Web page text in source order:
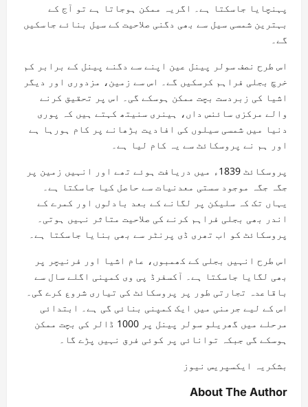
پہنچایا جاسکتا ہے۔ اگریہ ممکن ہوجاتا ہے تو آج کے
بہترین شمسی سیل سے بھی دگنی صلاحیت کے سیل بنائے جاسکیں
گے۔
اس طرح نصف سولر پینل عین اپنے سے دگنے پینل کے برابر کم
خرچ بجلی فراہم کرسکیں گے۔ اس سے زمین، مزدوری اور دیگر
اشیا کی زبردست بچت ممکن ہوسکے گی۔ اس پر تحقیق کرنے
والے مرکزی سائنس داں، ہینری سنیتھ کہتے ہیں کہ پوری
دنیا میں شمسی سیلوں کی افادیت بڑھانے پر کام ہورہا ہے
اور ہم نے پروسکائٹ سے یہ کام لیا ہے۔
پروسکائٹ 1839ء میں دریافت ہوئے تھے اور انہیں زمین پر
جگہ جگہ موجود سستی معدنیات سے حاصل کیا جاسکتا ہے۔
یہاں تک کہ سلیکن پر لگانے کے بعد بادلوں اور کمرے کے
اندر بھی بجلی فراہم کرنے کی صلاحیت متاثر نہیں ہوتی۔
پروسکائٹ کو اب تھری ڈی پرنٹر سے بھی بنایا جاسکتا ہے۔
اس طرح انہیں بجلی کے کھمبوں، عام اشیا اور فرنیچر پر
بھی لگایا جاسکتا ہے۔ آکسفرڈ پی وی کمپنی اگلے سال سے
باقاعدہ تجارتی طور پر پروسکائٹ کی تیاری شروع کرے گی۔
اس کے لیے جرمنی میں ایک کمپنی بنائی گی ہے۔ ابتدائی
مرحلے میں گھریلو سولر پینل پر 1000 ڈالر کی بچت ممکن
ہوسکے گی جبکہ توانائی پر کوئی فرق نہیں پڑے گا۔
بشکریہ ایکسپریس نیوز
About The Author